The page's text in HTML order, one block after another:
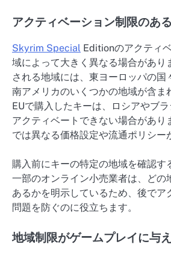
アクティベーション制限のあ
Skyrim Special Editionのアクティ
域によって大きく異なる場合があり
される地域には、東ヨーロッパの国
南アメリカのいくつかの地域が含ま
EUで購入したキーは、ロシアやブ
アクティベートできない場合があり
では異なる価格設定や流通ポリシー
購入前にキーの特定の地域を確認す
一部のオンライン小売業者は、どの
あるかを明示しているため、後でア
問題を防ぐのに役立ちます。
地域制限がゲームプレイに与